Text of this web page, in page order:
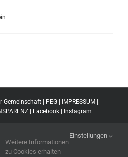
Gemeinschaft | PEG IMPRESSUM
| Facebook| Instagram
Weitere Informationen
zu Cookies erhalten
Einstellungen